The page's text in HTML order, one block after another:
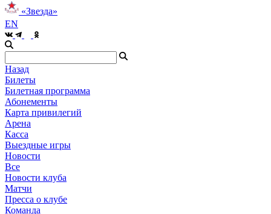
«Звезда»
EN
Назад
Билеты
Билетная программа
Абонементы
Карта привилегий
Арена
Касса
Выездные игры
Новости
Все
Новости клуба
Матчи
Пресса о клубе
Команда